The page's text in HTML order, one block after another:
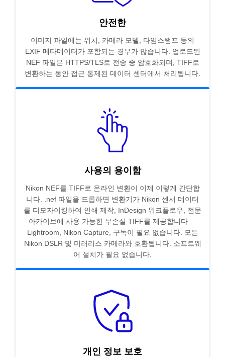
안전한
이미지 파일에는 위치, 카메라 모델, 타임스탬프 등의
EXIF 메타데이터가 포함되는 경우가 많습니다. 업로드된
NEF 파일은 HTTPS/TLS로 전송 중 암호화되며, TIFF로
변환하는 동안 접근 통제된 데이터 센터에서 처리됩니다.
사용의 용이함
Nikon NEF를 TIFF로 온라인 변환이 이제 이렇게 간단합
니다. .nef 파일을 드롭하면 변환기가 Nikon 센서 데이터
를 디모자이킹하여 인쇄 제작, InDesign 워크플로우, 전문
아카이브에 사용 가능한 무손실 TIFF를 제공합니다 —
Lightroom, Nikon Capture, 구독이 필요 없습니다. 모든
Nikon DSLR 및 미러리스 카메라와 호환됩니다. 소프트웨
어 설치가 필요 없습니다.
개인 정보 보호